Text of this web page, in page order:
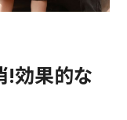
!効果的な